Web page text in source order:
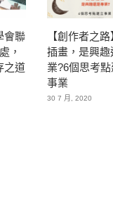
會聯
，
之道
【創作者之
插畫，是興趣
業?6個思考點
事業
30 7 月, 2020